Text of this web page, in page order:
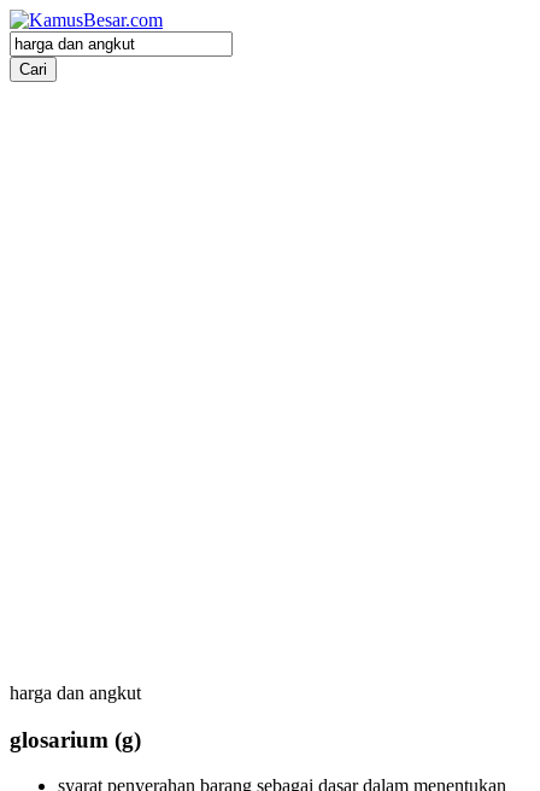
harga dan angkut
glosarium (g)
syarat penyerahan barang sebagai dasar dalam menentukan